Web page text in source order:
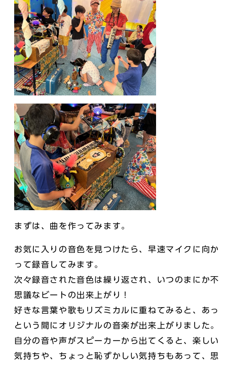
まずは、曲を作ってみます。
お気に入りの音色を見つけたら、早速マイクに向か
って録音してみます。
次々録音された音色は繰り返され、いつのまにか不
思議なビートの出来上がり！
好きな言葉や歌もリズミカルに重ねてみると、あっ
という間にオリジナルの音楽が出来上がりました。
自分の音や声がスピーカーから出てくると、楽しい
気持ちや、ちょっと恥ずかしい気持ちもあって、思